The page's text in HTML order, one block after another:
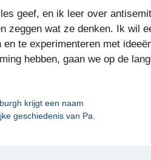
geef, en ik leer over
zeggen wat ze denken. Ik wil
te experimenteren met
hebben, gaan we op de
krijgt een naam
geschiedenis van Pa.